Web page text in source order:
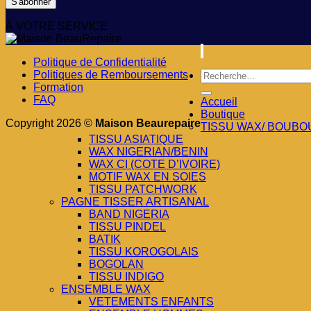
À VOTRE SERVICE
Politique de Confidentialité
Politiques de Remboursements
Formation
FAQ
Copyright 2026 © Maison Beaurepaire
Recherche
pour :
Accueil
Boutique
TISSU WAX/
TISSU ASIATIQUE
WAX NIGERIAN/BENIN
WAX CI (COTE D’IVOIRE)
MOTIF WAX EN SOIES
TISSU PATCHWORK
PAGNE TISSER ARTISANAL
BAND NIGERIA
TISSU PINDEL
BATIK
TISSU KOROGOLAIS
BOGOLAN
TISSU INDIGO
ENSEMBLE WAX
VETEMENTS ENFANTS